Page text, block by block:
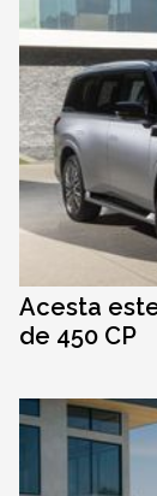
Acesta
de 450 CP